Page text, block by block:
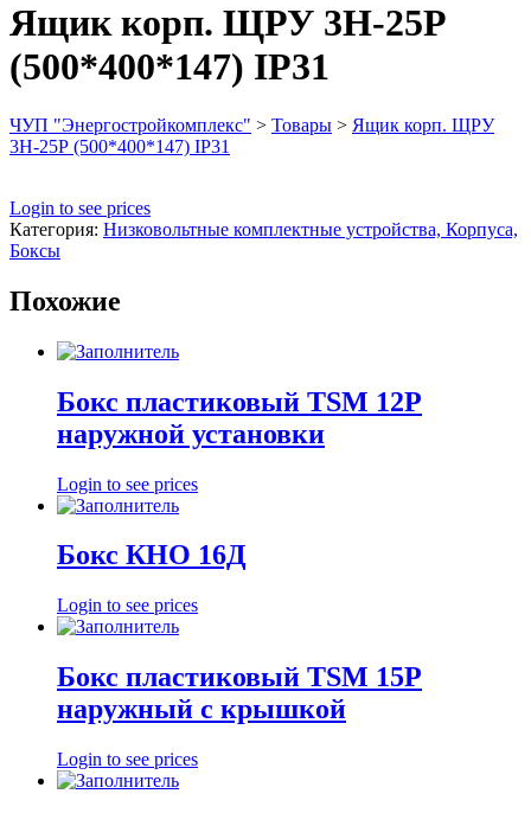
Ящик корп. ЩРУ 3Н-25Р
(500*400*147) IP31
ЧУП "Энергостройкомплекс" > Товары > Ящик корп. ЩРУ
3Н-25Р (500*400*147) IP31
Login to see prices
Категория: Низковольтные комплектные устройства, Корпуса,
Боксы
Похожие
Бокс пластиковый TSM 12P
наружной установки
Login to see prices
Бокс КНО 16Д
Login to see prices
Бокс пластиковый TSM 15Р
наружный с крышкой
Login to see prices